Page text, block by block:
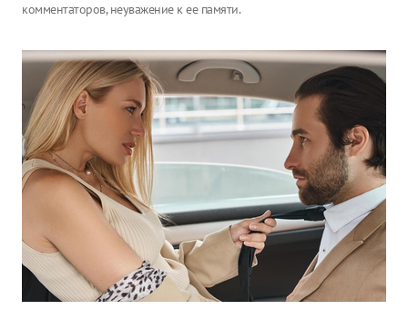
комментаторов, неуважение к ее памяти.